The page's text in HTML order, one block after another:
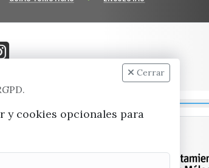
Cerrar
y cookies opcionales para